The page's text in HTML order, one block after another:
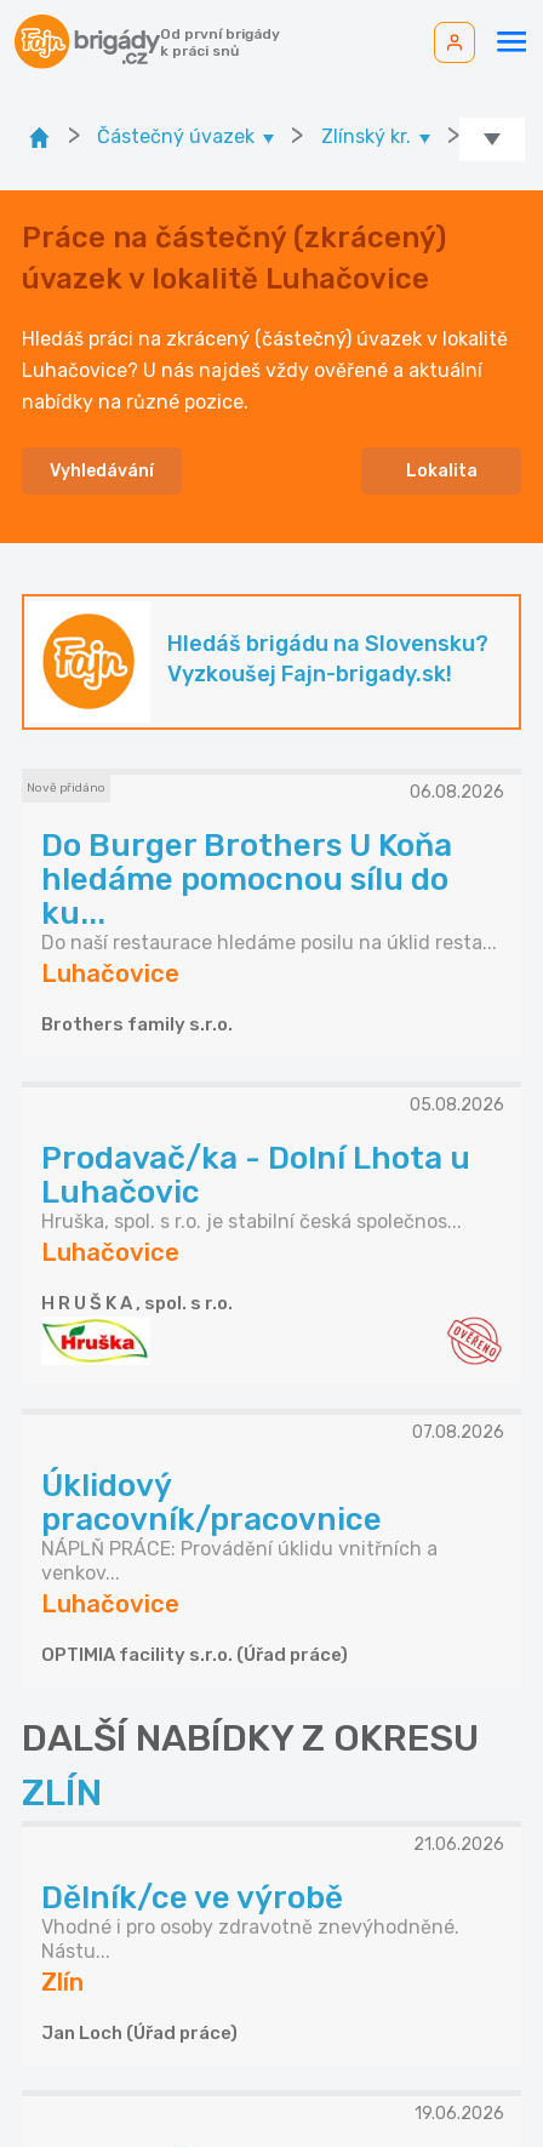
Od první brigády
k práci snů
> Částečný úvazek > Zlínský kr. > Ok. Zlín
Práce na částečný (zkrácený)
úvazek v lokalitě Luhačovice
Hledáš práci na zkrácený (částečný) úvazek v lokalitě
Luhačovice? U nás najdeš vždy ověřené a aktuální
nabídky na různé pozice.
Vyhledávání Lokalita
Hledáš brigádu na Slovensku?
Vyzkoušej Fajn-brigady.sk!
Nově přidáno 06.08.2026
Do Burger Brothers U Koňa
hledáme pomocnou sílu do
ku...
Do naší restaurace hledáme posilu na úklid resta...
Luhačovice
Brothers family s.r.o.
05.08.2026
Prodavač/ka - Dolní Lhota u
Luhačovic
Hruška, spol. s r.o. je stabilní česká společnos...
Luhačovice
H R U Š K A , spol. s r.o.
07.08.2026
Úklidový
pracovník/pracovnice
NÁPLŇ PRÁCE: Provádění úklidu vnitřních a
venkov...
Luhačovice
OPTIMIA facility s.r.o. (Úřad práce)
DALŠÍ NABÍDKY Z OKRESU
ZLÍN
21.06.2026
Dělník/ce ve výrobě
Vhodné i pro osoby zdravotně znevýhodněné.
Nástu...
Zlín
Jan Loch (Úřad práce)
19.06.2026